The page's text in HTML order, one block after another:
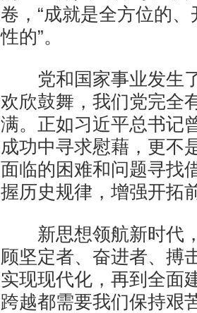
卷，“成就是全方位的
性的”。
党和国家事业发生了
欢欣鼓舞，我们党完全
满。正如习近平总书记
成功中寻求慰藉，更不
面临的困难和问题寻找
握历史规律，增强开拓
新思想领航新时代，
顾坚定者、奋进者、搏
实现现代化，再到全面
跨越都需要我们保持艰